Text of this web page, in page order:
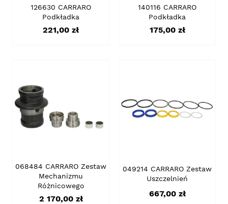
126630 CARRARO
Podkładka
Cena
221,00 zł
140116 CARRARO
Podkładka
Cena
175,00 zł
068484 CARRARO Zestaw
Mechanizmu
Różnicowego
Cena
2 170,00 zł
049214 CARRARO Zestaw
Uszczelnień
Cena
667,00 zł